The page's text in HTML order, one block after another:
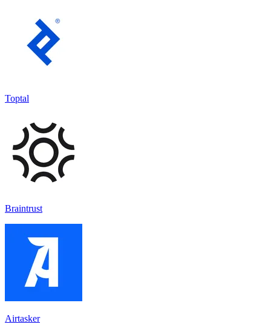
Toptal
Braintrust
Airtasker